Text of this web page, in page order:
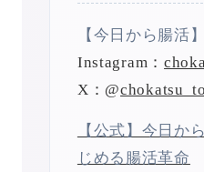
【今日から腸活】
Instagram：
X：@
【公式】今日か
じめる腸活革命